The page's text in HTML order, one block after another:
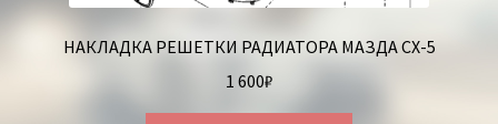
НАКЛАДКА РЕШЕТКИ РАДИАТОРА МАЗДА СХ-5
1 600₽